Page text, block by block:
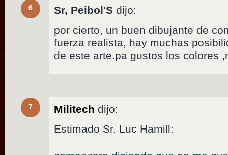
6 Sr, Peibol'S dijo:
por cierto, un buen dibujante de
fuerza realista, hay muchas
de este arte.pa gustos los colores
7 Militech dijo:
Estimado Sr. Luc Hamill: